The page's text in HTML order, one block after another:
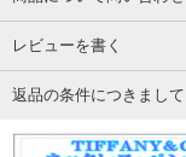
レビューを書く
返品の条件につきまして